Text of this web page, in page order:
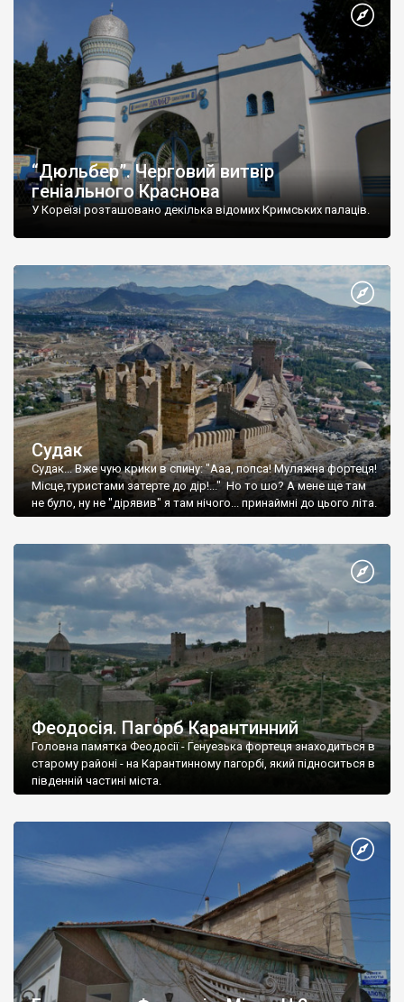
“Дюльбер”. Черговий витвір
геніального Краснова
У Кореїзі розташовано декілька відомих Кримських палаців.
Судак
Судак... Вже чую крики в спину: "Ааа, попса! Муляжна фортеця!
Місце,туристами затерте до дір!..." Но то шо? А мене ще там
не було, ну не "дірявив" я там нічого... принаймні до цього літа.
Феодосія. Пагорб Карантинний
Головна памятка Феодосії - Генуезька фортеця знаходиться в
старому районі - на Карантинному пагорбі, який підноситься в
південній частині міста.